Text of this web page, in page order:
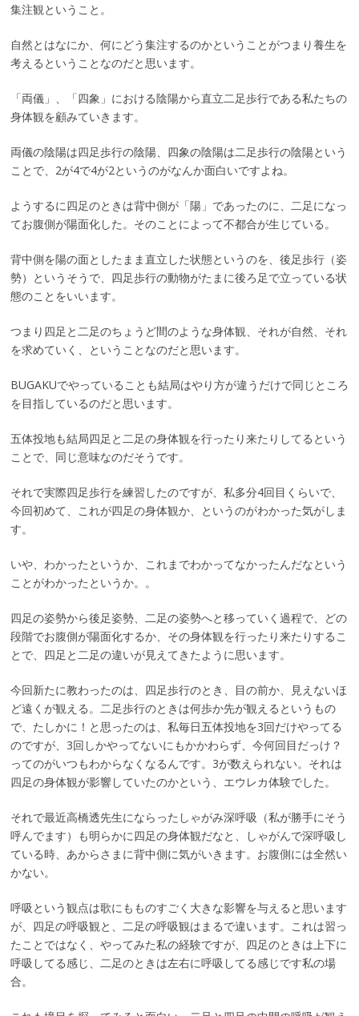
集注観ということ。
自然とはなにか、何にどう集注するのかということがつまり養生を
考えるということなのだと思います。
「両儀」、「四象」における陰陽から直立二足歩行である私たちの
身体観を顧みていきます。
両儀の陰陽は四足歩行の陰陽、四象の陰陽は二足歩行の陰陽という
ことで、2が4で4が2というのがなんか面白いですよね。
ようするに四足のときは背中側が「陽」であったのに、二足になっ
てお腹側が陽面化した。そのことによって不都合が生じている。
背中側を陽の面としたまま直立した状態というのを、後足歩行（姿
勢）というそうで、四足歩行の動物がたまに後ろ足で立っている状
態のことをいいます。
つまり四足と二足のちょうど間のような身体観、それが自然、それ
を求めていく、ということなのだと思います。
BUGAKUでやっていることも結局はやり方が違うだけで同じところ
を目指しているのだと思います。
五体投地も結局四足と二足の身体観を行ったり来たりしてるという
ことで、同じ意味なのだそうです。
それで実際四足歩行を練習したのですが、私多分4回目くらいで、
今回初めて、これが四足の身体観か、というのがわかった気がしま
す。
いや、わかったというか、これまでわかってなかったんだなという
ことがわかったというか。。
四足の姿勢から後足姿勢、二足の姿勢へと移っていく過程で、どの
段階でお腹側が陽面化するか、その身体観を行ったり来たりするこ
とで、四足と二足の違いが見えてきたように思います。
今回新たに教わったのは、四足歩行のとき、目の前か、見えないほ
ど遠くが観える。二足歩行のときは何歩か先が観えるというもの
で、たしかに！と思ったのは、私毎日五体投地を3回だけやってる
のですが、3回しかやってないにもかかわらず、今何回目だっけ？
ってのがいつもわからなくなるんです。3が数えられない。それは
四足の身体観が影響していたのかという、エウレカ体験でした。
それで最近高橋透先生にならったしゃがみ深呼吸（私が勝手にそう
呼んでます）も明らかに四足の身体観だなと、しゃがんで深呼吸し
ている時、あからさまに背中側に気がいきます。お腹側には全然い
かない。
呼吸という観点は歌にもものすごく大きな影響を与えると思います
が、四足の呼吸観と、二足の呼吸観はまるで違います。これは習っ
たことではなく、やってみた私の経験ですが、四足のときは上下に
呼吸してる感じ、二足のときは左右に呼吸してる感じです私の場
合。